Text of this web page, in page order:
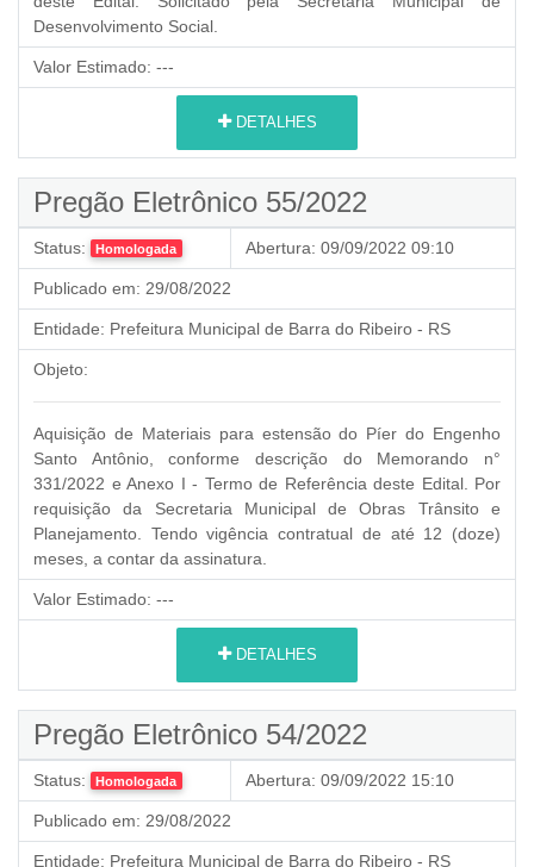
Desenvolvimento Social.
Valor Estimado: ---
DETALHES
Pregão Eletrônico 55/2022
Status: Homologada Abertura: 09/09/2022 09:10
Publicado em: 29/08/2022
Entidade: Prefeitura Municipal de Barra do Ribeiro - RS
Objeto:
Aquisição de Materiais para estensão do Píer do Engenho
Santo Antônio, conforme descrição do Memorando n°
331/2022 e Anexo I - Termo de Referência deste Edital. Por
requisição da Secretaria Municipal de Obras Trânsito e
Planejamento. Tendo vigência contratual de até 12 (doze)
meses, a contar da assinatura.
Valor Estimado: ---
DETALHES
Pregão Eletrônico 54/2022
Status: Homologada Abertura: 09/09/2022 15:10
Publicado em: 29/08/2022
Entidade: Prefeitura Municipal de Barra do Ribeiro - RS